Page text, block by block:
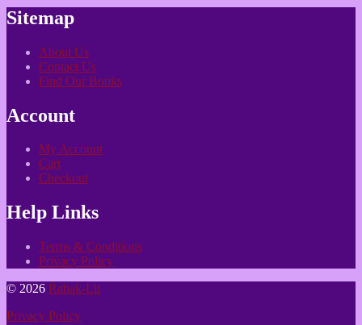
Sitemap
About Us
Contact Us
Find Our Books
Account
My Account
Cart
Checkout
Help Links
Terms & Conditions
Privacy Policy
© 2026 Rabak-Lit
Privacy Policy